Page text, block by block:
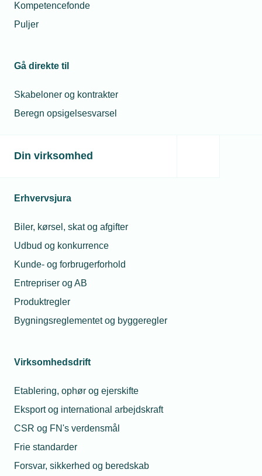
Kompetencefonde
Puljer
Gå direkte til
Skabeloner og kontrakter
Beregn opsigelsesvarsel
Din virksomhed
Erhvervsjura
Biler, kørsel, skat og afgifter
Udbud og konkurrence
Kunde- og forbrugerforhold
Entrepriser og AB
Produktregler
Bygningsreglementet og byggeregler
Virksomhedsdrift
Etablering, ophør og ejerskifte
Eksport og international arbejdskraft
CSR og FN's verdensmål
Frie standarder
Forsvar, sikkerhed og beredskab
Pas på greenwashing i virksomhedens
markedsføring
Få grønt regnskab med Valified
S’et i ESG (sociale forhold)
bæredygtighedsrapportering
El-sikkerhed
Arbejde under spænding (L-AUS)
Eftersyn af el-installationer
Elektriske installationer på maskiner
Eltavler - Tavlespecifikationsskemaer
Eltermografering
Fællesregulativet